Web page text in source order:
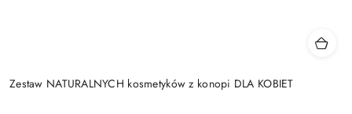
Zestaw NATURALNYCH kosmetyków z konopi DLA KOBIET